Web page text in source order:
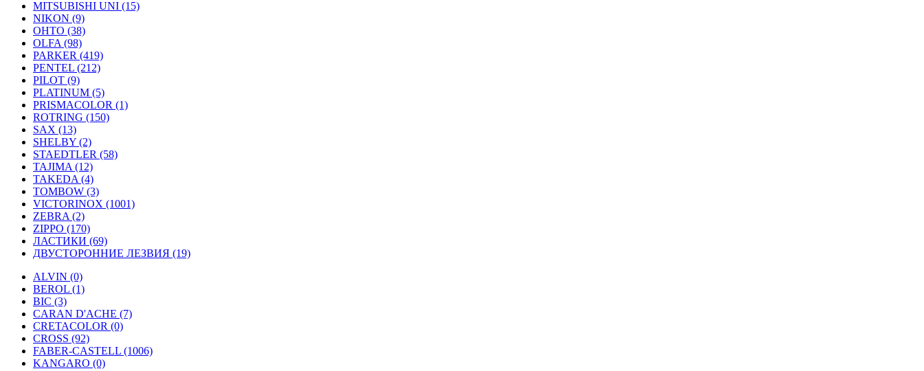
MITSUBISHI UNI (15)
NIKON (9)
OHTO (38)
OLFA (98)
PARKER (419)
PENTEL (212)
PILOT (9)
PLATINUM (5)
PRISMACOLOR (1)
ROTRING (150)
SAX (13)
SHELBY (2)
STAEDTLER (58)
TAJIMA (12)
TAKEDA (4)
TOMBOW (3)
VICTORINOX (1001)
ZEBRA (2)
ZIPPO (170)
ЛАСТИКИ (69)
ДВУСТОРОННИЕ ЛЕЗВИЯ (19)
ALVIN (0)
BEROL (1)
BIC (3)
CARAN D'ACHE (7)
CRETACOLOR (0)
CROSS (92)
FABER-CASTELL (1006)
KANGARO (0)